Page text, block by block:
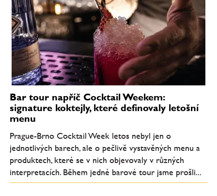
Bar tour napříč Cocktail Weekem:
signature koktejly, které definovaly letošní
menu
Prague-Brno Cocktail Week letos nebyl jen o
jednotlivých barech, ale o pečlivě vystavěných menu a
produktech, které se v nich objevovaly v různých
interpretacích. Během jedné barové tour jsme prošli...